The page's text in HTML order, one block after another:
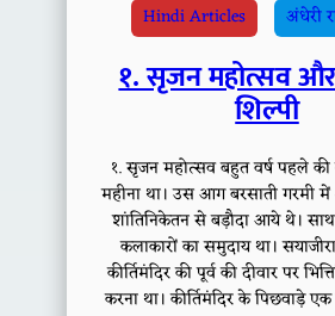
Hindi Articles अंधेरी
१. सृजन महोत्सव
शिल्पी
१. सृजन महोत्सव बहुत वर्ष पहले
महीना था। उस आग बरसाती गरमी में
शांतिनिकेतन से बड़ौदा आये थे।
कलाकारों का समुदाय था।
कीर्तिमंदिर की पूर्व की दीवार पर
करना था। कीर्तिमंदिर के पिछवाड़े